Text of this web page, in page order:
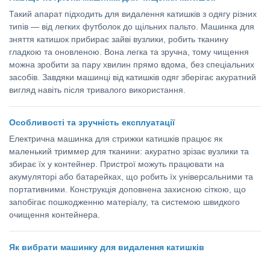
Такий апарат підходить для видалення катишків з одягу різних
типів — від легких футболок до щільних пальто. Машинка для
зняття катишок прибирає зайві вузлики, робить тканину
гладкою та оновленою. Вона легка та зручна, тому чищення
можна зробити за пару хвилин прямо вдома, без спеціальних
засобів. Завдяки машинці від катишків одяг зберігає акуратний
вигляд навіть після тривалого використання.
Особливості та зручність експлуатації
Електрична машинка для стрижки катишків працює як
маленький триммер для тканини: акуратно зрізає вузлики та
збирає їх у контейнер. Пристрої можуть працювати на
акумуляторі або батарейках, що робить їх універсальними та
портативними. Конструкція доповнена захисною сіткою, що
запобігає пошкодженню матеріалу, та системою швидкого
очищення контейнера.
Як вибрати машинку для видалення катишків